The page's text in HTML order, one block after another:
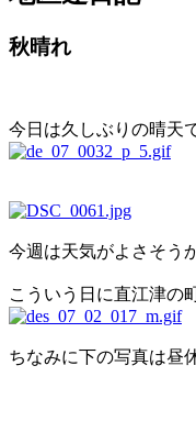
秋晴れ
今日は久しぶりの晴天
今週は天気がよさそう
こういう日に直江津の
ちなみに下の写真は昼